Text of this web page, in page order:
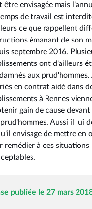
être envisagée mais
de travail est
ce que rappellent
émanant de son
septembre 2016.
ont d'ailleurs
aux prud'hommes.
en contrat aidé dans
à Rennes
gain de cause devant
Aussi il lui
envisage de mettre en
remédier à ces situations
publiée le 27 mars